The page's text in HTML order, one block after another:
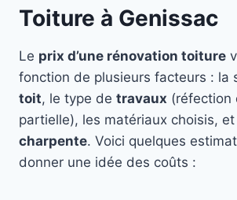
Toiture à Genissac
Le prix d’une rénovation toiture
fonction de plusieurs facteurs : la
toit, le type de travaux (réfection
partielle), les matériaux choisis, et
charpente. Voici quelques
donner une idée des coûts :